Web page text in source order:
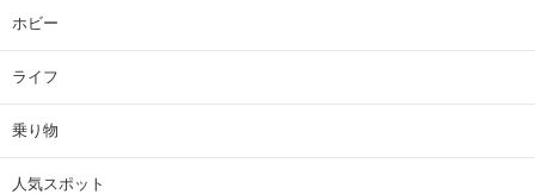
ホビー
ライフ
乗り物
人気スポット